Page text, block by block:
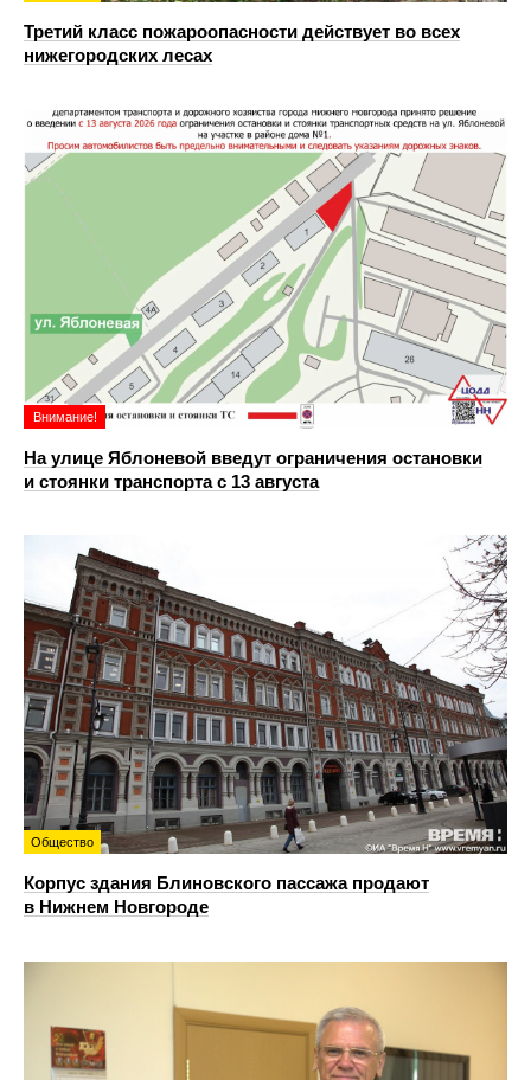
Третий класс пожароопасности действует во всех
нижегородских лесах
Внимание!
На улице Яблоневой введут ограничения остановки
и стоянки транспорта с 13 августа
Общество
Корпус здания Блиновского пассажа продают
в Нижнем Новгороде